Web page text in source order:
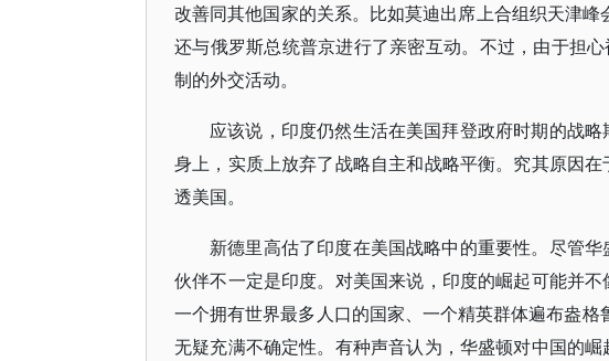
改善同其他国家的关系。比如莫迪出席上合组织天津
还与俄罗斯总统普京进行了亲密互动。不过，由于担
制的外交活动。
应该说，印度仍然生活在美国拜登政府时期的战
身上，实质上放弃了战略自主和战略平衡。究其原因
透美国。
新德里高估了印度在美国战略中的重要性。尽管
伙伴不一定是印度。对美国来说，印度的崛起可能并
一个拥有世界最多人口的国家、一个精英群体遍布盎
无疑充满不确定性。有种声音认为，华盛顿对中国的